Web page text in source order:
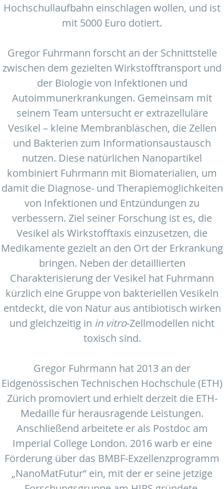
Hochschullaufbahn einschlagen wollen, und ist
mit 5000 Euro dotiert.
Gregor Fuhrmann forscht an der Schnittstelle
zwischen dem gezielten Wirkstofftransport und
der Biologie von Infektionen und
Autoimmunerkrankungen. Gemeinsam mit
seinem Team untersucht er extrazelluläre
Vesikel – kleine Membranbläschen, die Zellen
und Bakterien zum Informationsaustausch
nutzen. Diese natürlichen Nanopartikel
kombiniert Fuhrmann mit Biomaterialien, um
damit die Diagnose- und Therapiemöglichkeiten
von Infektionen und Entzündungen zu
verbessern. Ziel seiner Forschung ist es, die
Vesikel als Wirkstofftaxis einzusetzen, die
Medikamente gezielt an den Ort der Erkrankung
bringen. Neben der detaillierten
Charakterisierung der Vesikel hat Fuhrmann
kürzlich eine Gruppe von bakteriellen Vesikeln
entdeckt, die von Natur aus antibiotisch wirken
und gleichzeitig in in vitro-Zellmodellen nicht
toxisch sind.
Gregor Fuhrmann hat 2013 an der
Eidgenössischen Technischen Hochschule (ETH)
Zürich promoviert und erhielt derzeit die ETH-
Medaille für herausragende Leistungen.
Anschließend arbeitete er als Postdoc am
Imperial College London. 2016 warb er eine
Förderung über das BMBF-Exzellenzprogramm
„NanoMatFutur“ ein, mit der er seine jetzige